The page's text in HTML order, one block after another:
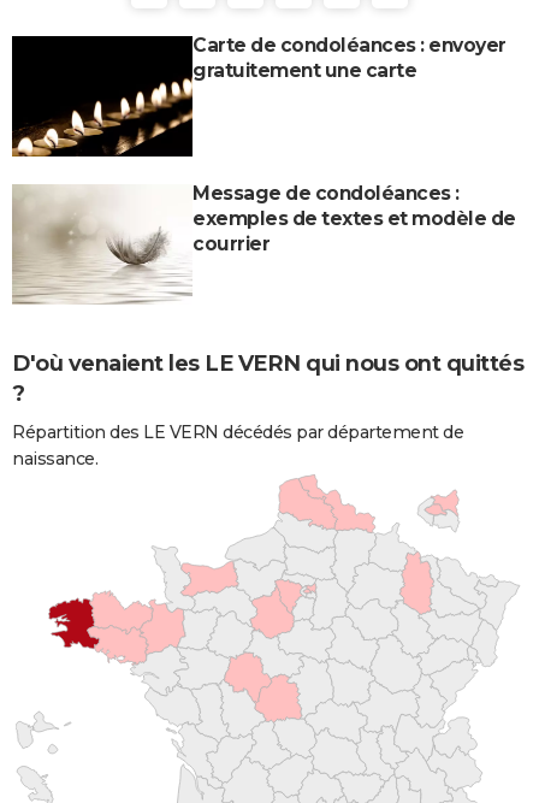
Carte de condoléances : envoyer
gratuitement une carte
Message de condoléances :
exemples de textes et modèle de
courrier
D'où venaient les LE VERN qui nous ont quittés
?
Répartition des LE VERN décédés par département de
naissance.